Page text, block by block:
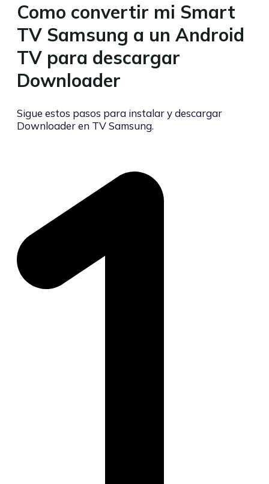
Como convertir mi Smart
TV Samsung a un Android
TV para descargar
Downloader
Sigue estos pasos para instalar y descargar
Downloader en TV Samsung.